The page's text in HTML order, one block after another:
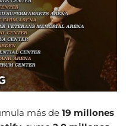
más de 19 millones